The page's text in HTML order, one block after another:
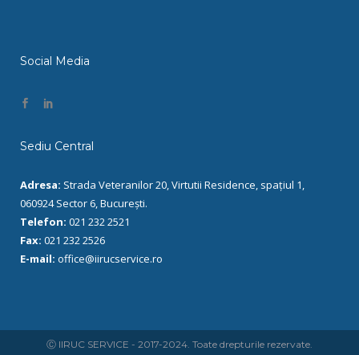
Social Media
Sediu Central
Adresa: Strada Veteranilor 20, Virtutii Residence, spațiul 1,
060924 Sector 6, București.
Telefon: 021 232 2521
Fax: 021 232 2526
E-mail: office@iirucservice.ro
Ⓒ IIRUC SERVICE - 2017-2024. Toate drepturile rezervate.